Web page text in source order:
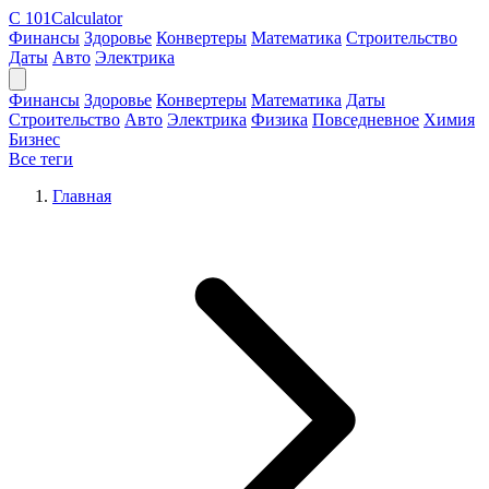
C 101Calculator
Финансы Здоровье Конвертеры Математика Строительство
Даты Авто Электрика
Финансы Здоровье Конвертеры Математика Даты
Строительство Авто Электрика Физика Повседневное Химия
Бизнес
Все теги
Главная